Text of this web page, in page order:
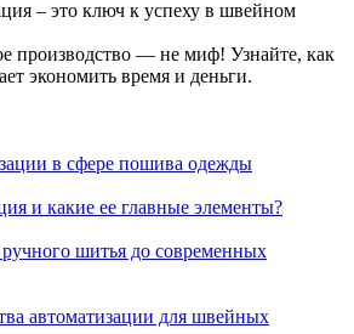
производство — не миф! Узнайте, как
экономить время и деньги.
в сфере пошива одежды
и какие ее главные элементы?
шитья до современных
автоматизации для швейных